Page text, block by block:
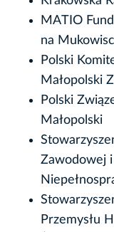
MATIO
na
Polski
Małopolski
Polski
Małopolski
Zawodowej i
Przemysłu